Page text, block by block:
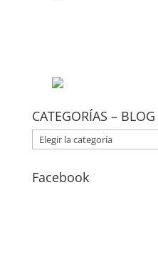
CATEGORÍAS – BLOG
CATEGORÍAS
–
Facebook